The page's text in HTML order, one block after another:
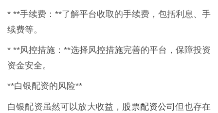
* **手续费：**了解平台收取的手续费，包括利息、手
续费等。
* **风控措施：**选择风控措施完善的平台，保障投资
资金安全。
**白银配资的风险**
白银配资虽然可以放大收益， 股票配资公司但也存在